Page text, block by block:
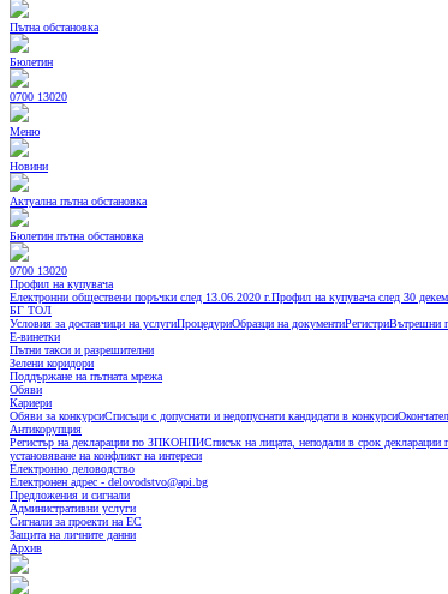
Пътна обстановка
Бюлетин
0700 13020
Меню
Новини
Актуална пътна обстановка
Бюлетин пътна обстановка
0700 13020
Профил на купувача
Електронни обществени поръчки след 13.06.2020 г.Профил на купувача след 30
БГ ТОЛ
Условия за доставчици на услугиПроцедуриОбразци на документиРегистриВътрешни
Е-винетки
Пътни такси и разрешителни
Зелени коридори
Поддържане на пътната мрежа
Обяви
Кариери
Обяви за конкурсиСписъци с допуснати и недопуснати кандидати в конкурси
Антикорупция
Регистър на декларации по ЗПКОНПИСписък на лицата, неподали в срок
установяване на конфликт на интереси
Електронно деловодство
Електронен адрес - delovodstvo@api.bg
Предложения и сигнали
Административни услуги
Сигнали за проекти на ЕС
Защита на личните данни
Архив